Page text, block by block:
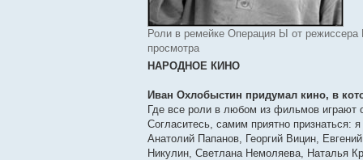
Роли в ремейке Операция Ы от
просмотра
НАРОДНОЕ КИНО
Иван Охлобыстин придумал кино, в
Где все роли в любом из фильмов
Согласитесь, самим приятно признаться:
Анатолий Папанов, Георгий Вицин,
Никулин, Светлана Немоляева, Наталья